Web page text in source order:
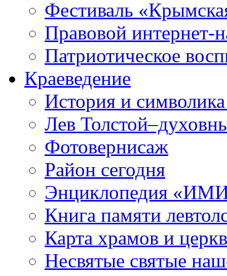
Фестиваль
Правовой интернет-
Патриотическое
Краеведение
История и
Лев
Фотовернисаж
Район сегодня
Энциклопедия «ИМИ
Книга памяти
Карта храмов и
Несвятые святые